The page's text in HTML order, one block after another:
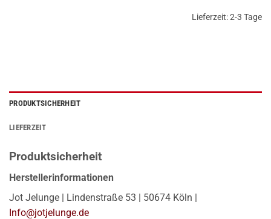
Lieferzeit:2-3 Tage
PRODUKTSICHERHEIT
LIEFERZEIT
Produktsicherheit
Herstellerinformationen
Jot Jelunge | Lindenstraße 53 | 50674 Köln |
Info@jotjelunge.de